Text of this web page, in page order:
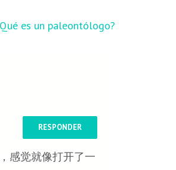
es un paleontólogo?
感觉就像打开了一
RESPONDER